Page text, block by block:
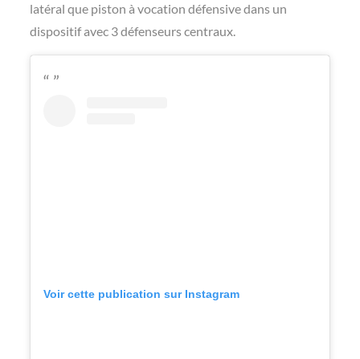
latéral que piston à vocation défensive dans un
dispositif avec 3 défenseurs centraux.
Voir cette publication sur Instagram